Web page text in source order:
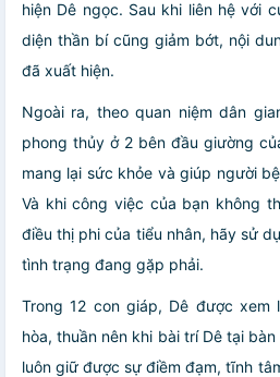
hiện Dê ngọc. Sau khi liên hệ với
diện thần bí cũng giảm bớt, nội
đã xuất hiện.
Ngoài ra, theo quan niệm dân
phong thủy ở 2 bên đầu giường
mang lại sức khỏe và giúp người
Và khi công việc của bạn không
điều thị phi của tiểu nhân, hãy sử
tình trạng đang gặp phải.
Trong 12 con giáp, Dê được
hòa, thuần nên khi bài trí Dê tại
luôn giữ được sự điềm đạm, tĩnh